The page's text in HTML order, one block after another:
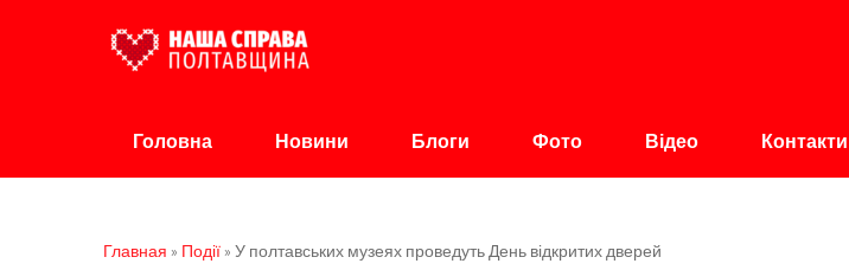
Головна
Новини Блоги Фото Відео Контакти
Главная » Події » У полтавських музеях проведуть День відкритих дверей